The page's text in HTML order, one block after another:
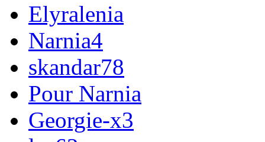
Elyralenia
Narnia4
skandar78
Pour Narnia
Georgie-x3